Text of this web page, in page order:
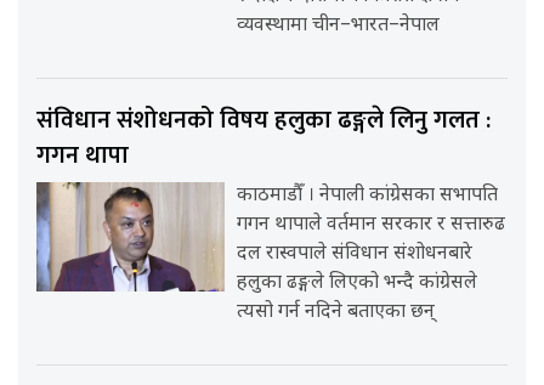
व्यवस्थामा चीन–भारत–नेपाल
संविधान संशोधनको विषय हलुका ढङ्गले लिनु गलत :
गगन थापा
काठमाडौँ । नेपाली कांग्रेसका सभापति
गगन थापाले वर्तमान सरकार र सत्तारुढ
दल रास्वपाले संविधान संशोधनबारे
हलुका ढङ्गले लिएको भन्दै कांग्रेसले
त्यसो गर्न नदिने बताएका छन्